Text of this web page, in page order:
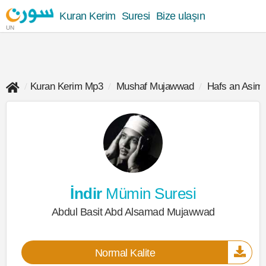
UN
Kuran Kerim Suresi Bize ulaşın
Kuran Kerim Mp3 Mushaf Mujawwad Hafs an Asim
İndirMümin Suresi
Abdul Basit Abd Alsamad Mujawwad
Normal Kalite